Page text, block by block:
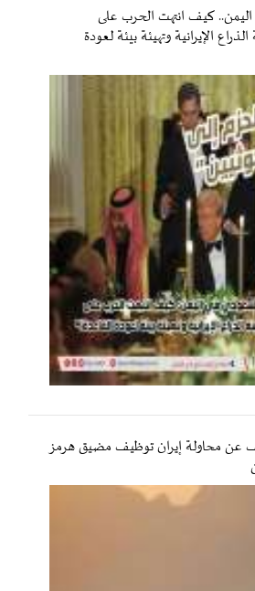
كيف انتهت الحرب على
الإيرانية وتهيئة بيئة لعودة
محاولة إيران توظيف مضيق هرمز